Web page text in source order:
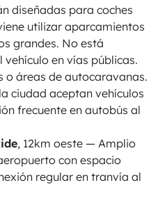
diseñadas para coches
utilizar aparcamientos
grandes. No está
en vías públicas.
o áreas de autocaravanas.
ciudad aceptan vehículos
frecuente en autobús al
, 12km oeste — Amplio
con espacio
regular en tranvía al